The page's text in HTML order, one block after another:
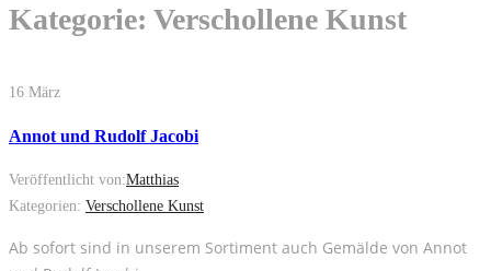
Kategorie: Verschollene Kunst
16 März
Annot und Rudolf Jacobi
Veröffentlicht von:Matthias
Kategorien: Verschollene Kunst
Ab sofort sind in unserem Sortiment auch Gemälde von Annot